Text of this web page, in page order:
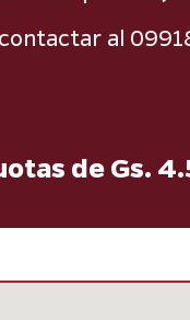
al
de Gs.